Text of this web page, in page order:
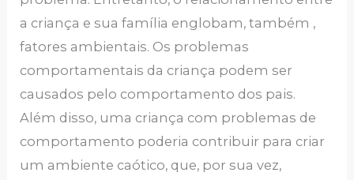
a criança e sua família englobam, também ,
fatores ambientais. Os problemas
comportamentais da criança podem ser
causados pelo comportamento dos pais.
Além disso, uma criança com problemas de
comportamento poderia contribuir para criar
um ambiente caótico, que, por sua vez,